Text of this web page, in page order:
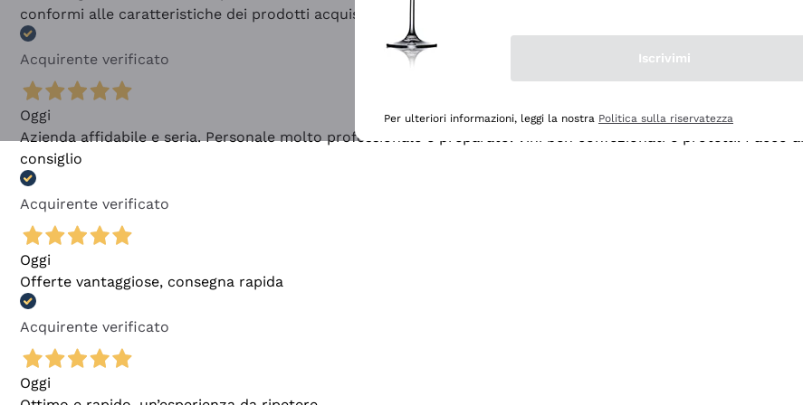
conformi alle caratteristiche dei prodotti acquistati
Acquirente verificato
Oggi
Azienda affidabile e seria. Personale molto professionale e preparato. Vini ben confezionati e protetti. Pacco
consiglio
Acquirente verificato
Oggi
Offerte vantaggiose, consegna rapida
Acquirente verificato
Oggi
Iscrivimi
Per ulteriori informazioni, leggi la nostra Politica sulla riservatezza